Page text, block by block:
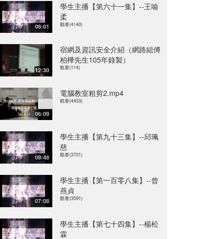
08:01
學生主播【第六十一集】--王喻
柔
觀看(4140)
12:30
宿網及資訊安全介紹（網路組傅
柏樺先生105年錄製）
觀看(114)
06:09
電腦教室粗剪2.mp4
觀看(4433)
09:48
學生主播【第九十三集】--邱珮
慈
觀看(3701)
07:08
學生主播【第一百零八集】--曾
燕貞
觀看(3591)
學生主播【第七十四集】--楊松
霖